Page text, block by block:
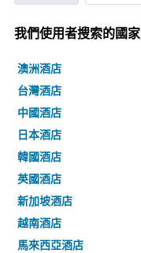
我們使用者搜索的國家
澳洲酒店
台灣酒店
中國酒店
日本酒店
韓國酒店
英國酒店
新加坡酒店
越南酒店
馬來西亞酒店